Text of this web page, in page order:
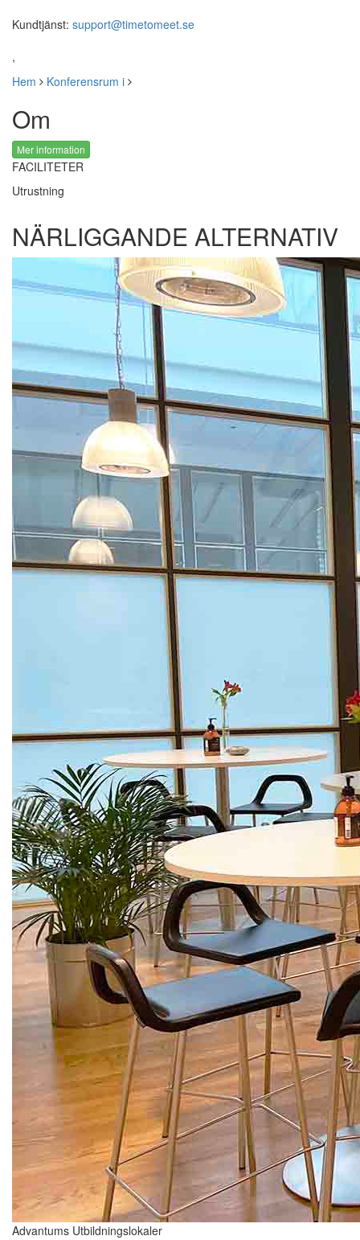
Kundtjänst: support@timetomeet.se
,
Hem
Konferensrum i
Om
Mer information
FACILITETER
Utrustning
NÄRLIGGANDE ALTERNATIV
Advantums Utbildningslokaler